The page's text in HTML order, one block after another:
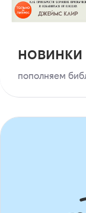
пополняем